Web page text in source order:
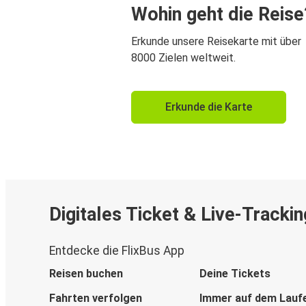
Wohin geht die
Erkunde unsere Reisekarte mit über
8000 Zielen weltweit.
Erkunde die Karte
Digitales Ticket & Live-
Entdecke die FlixBus App
Reisen buchen
Deine Tickets
Fahrten verfolgen
Immer auf dem